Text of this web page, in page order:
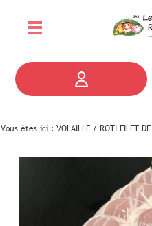
Vous êtes ici :VOLAILLE / ROTI FILET